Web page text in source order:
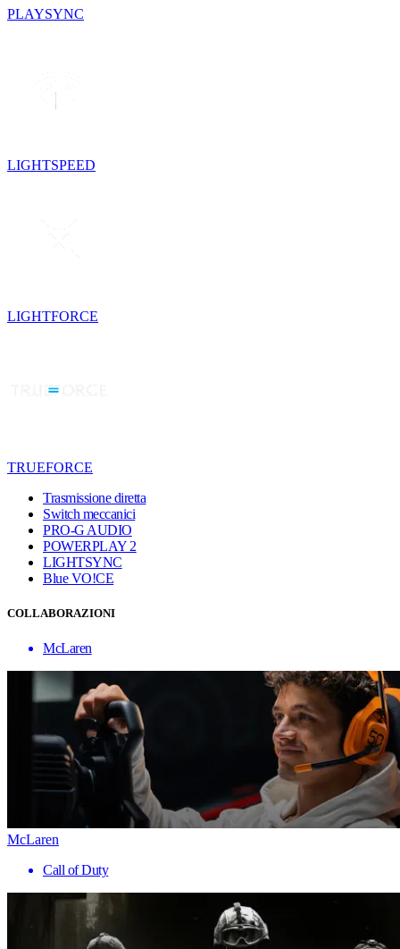
PLAYSYNC
LIGHTSPEED
LIGHTFORCE
TRUEFORCE
Trasmissione diretta
Switch meccanici
PRO-G AUDIO
POWERPLAY 2
LIGHTSYNC
Blue VO!CE
COLLABORAZIONI
McLaren
McLaren
Call of Duty